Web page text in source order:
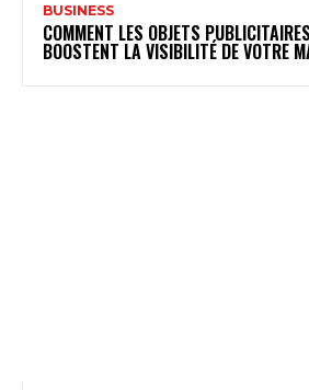
BUSINESS
COMMENT LES OBJETS
BOOSTENT LA VISIBILITÉ DE VOTRE